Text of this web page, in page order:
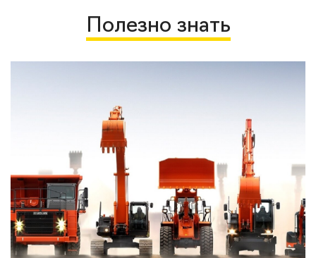
Полезно знать